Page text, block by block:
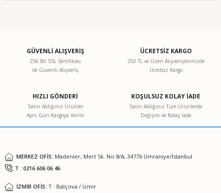
Görüş ve önerileriniz için teşekkür ederiz.
Ürün resmi kalitesiz, bozuk veya görüntülenemiyor.
Ürün bilgilerinde hatalar bulunuyor.
Ürün fiyatı diğer sitelerden daha pahalı.
GÜVENLİ ALIŞVERİŞ
256 Bit SSL Sertifikası
ile Güvenli Alışveriş
ÜCRETSİZ KARGO
250 TL ve Üzeri Alışverişlerinizde
Ücretsiz Kargo
HIZLI GÖNDERİ
Satın Aldığınız Ürünler
Aynı Gün Kargoya Verilir
KOŞULSUZ KOLAY İADE
Satın Aldığınız Tüm Ürünlerde
Değişim ve Kolay İade
MERKEZ OFİS: Madenler, Mert Sk. No:8/A, 34776 Ümraniye/İstanbul
T : 0216 606 06 46
İZMİR OFİS: T : Balçova / İzmir